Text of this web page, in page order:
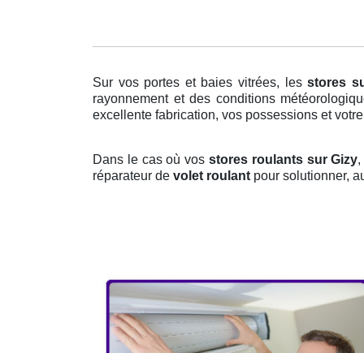
Sur vos portes et baies vitrées, lesstores
rayonnement et des conditions
excellente fabrication, vos possessions et
Dans le cas où vos stores roulants sur Gizy,
réparateur de volet roulant pour solutionner,